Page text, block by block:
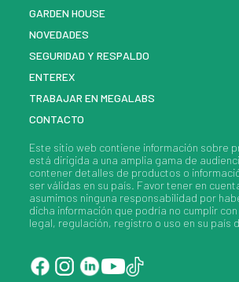
GARDEN HOUSE
NOVEDADES
SEGURIDAD Y RESPALDO
ENTEREX
TRABAJAR EN MEGALABS
CONTACTO
Este sitio web contiene información sobre
está dirigida a una amplia gama de
contener detalles de productos o
ser válidas en su país. Favor tener en
asumimos ninguna responsabilidad por
dicha información que podría no cumplir
legal, regulación, registro o uso en su país